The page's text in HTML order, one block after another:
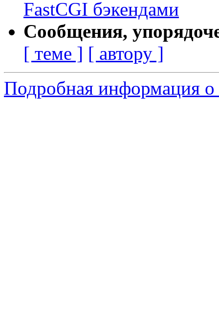
FastCGI бэкендами
Сообщения,
[ теме ] [ автору ]
Подробная информация